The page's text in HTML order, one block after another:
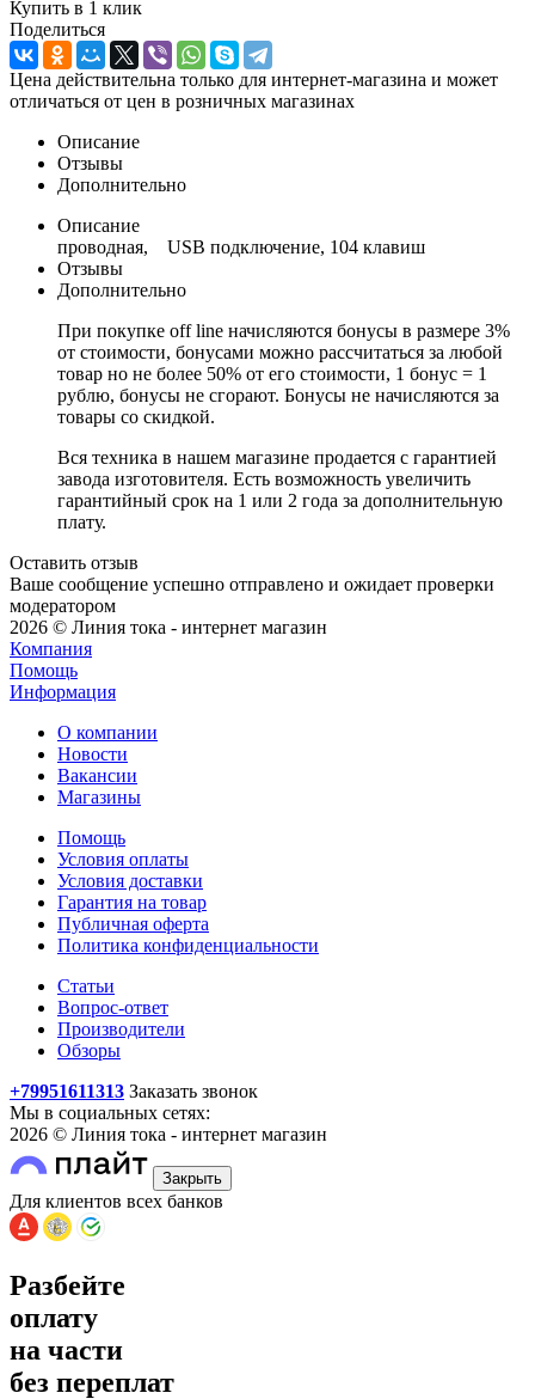
Купить в 1 клик
Поделиться
Цена действительна только для интернет-магазина и может
отличаться от цен в розничных магазинах
Описание
Отзывы
Дополнительно
Описание
проводная, USB подключение, 104 клавиш
Отзывы
Дополнительно
При покупке off line начисляются бонусы в размере 3%
от стоимости, бонусами можно рассчитаться за любой
товар но не более 50% от его стоимости, 1 бонус = 1
рублю, бонусы не сгорают. Бонусы не начисляются за
товары со скидкой.
Вся техника в нашем магазине продается с гарантией
завода изготовителя. Есть возможность увеличить
гарантийный срок на 1 или 2 года за дополнительную
плату.
Оставить отзыв
Ваше сообщение успешно отправлено и ожидает проверки
модератором
2026 © Линия тока - интернет магазин
Компания
Помощь
Информация
О компании
Новости
Вакансии
Магазины
Помощь
Условия оплаты
Условия доставки
Гарантия на товар
Публичная оферта
Политика конфиденциальности
Статьи
Вопрос-ответ
Производители
Обзоры
+79951611313 Заказать звонок
Мы в социальных сетях:
2026 © Линия тока - интернет магазин
Закрыть
Для клиентов всех банков
Разбейте
оплату
на части
без переплат